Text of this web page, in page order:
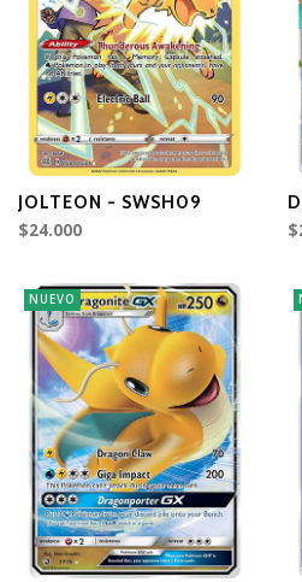
JOLTEON - SWSH09
$24.000
NUEVO